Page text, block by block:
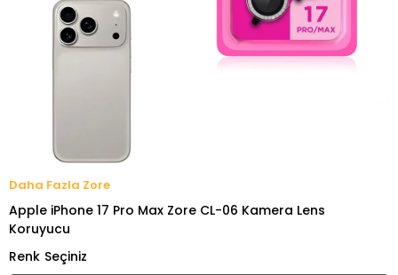
Zore
Apple iPhone 17 Pro Max Zore CL-06 Kamera Lens
Koruyucu
Renk